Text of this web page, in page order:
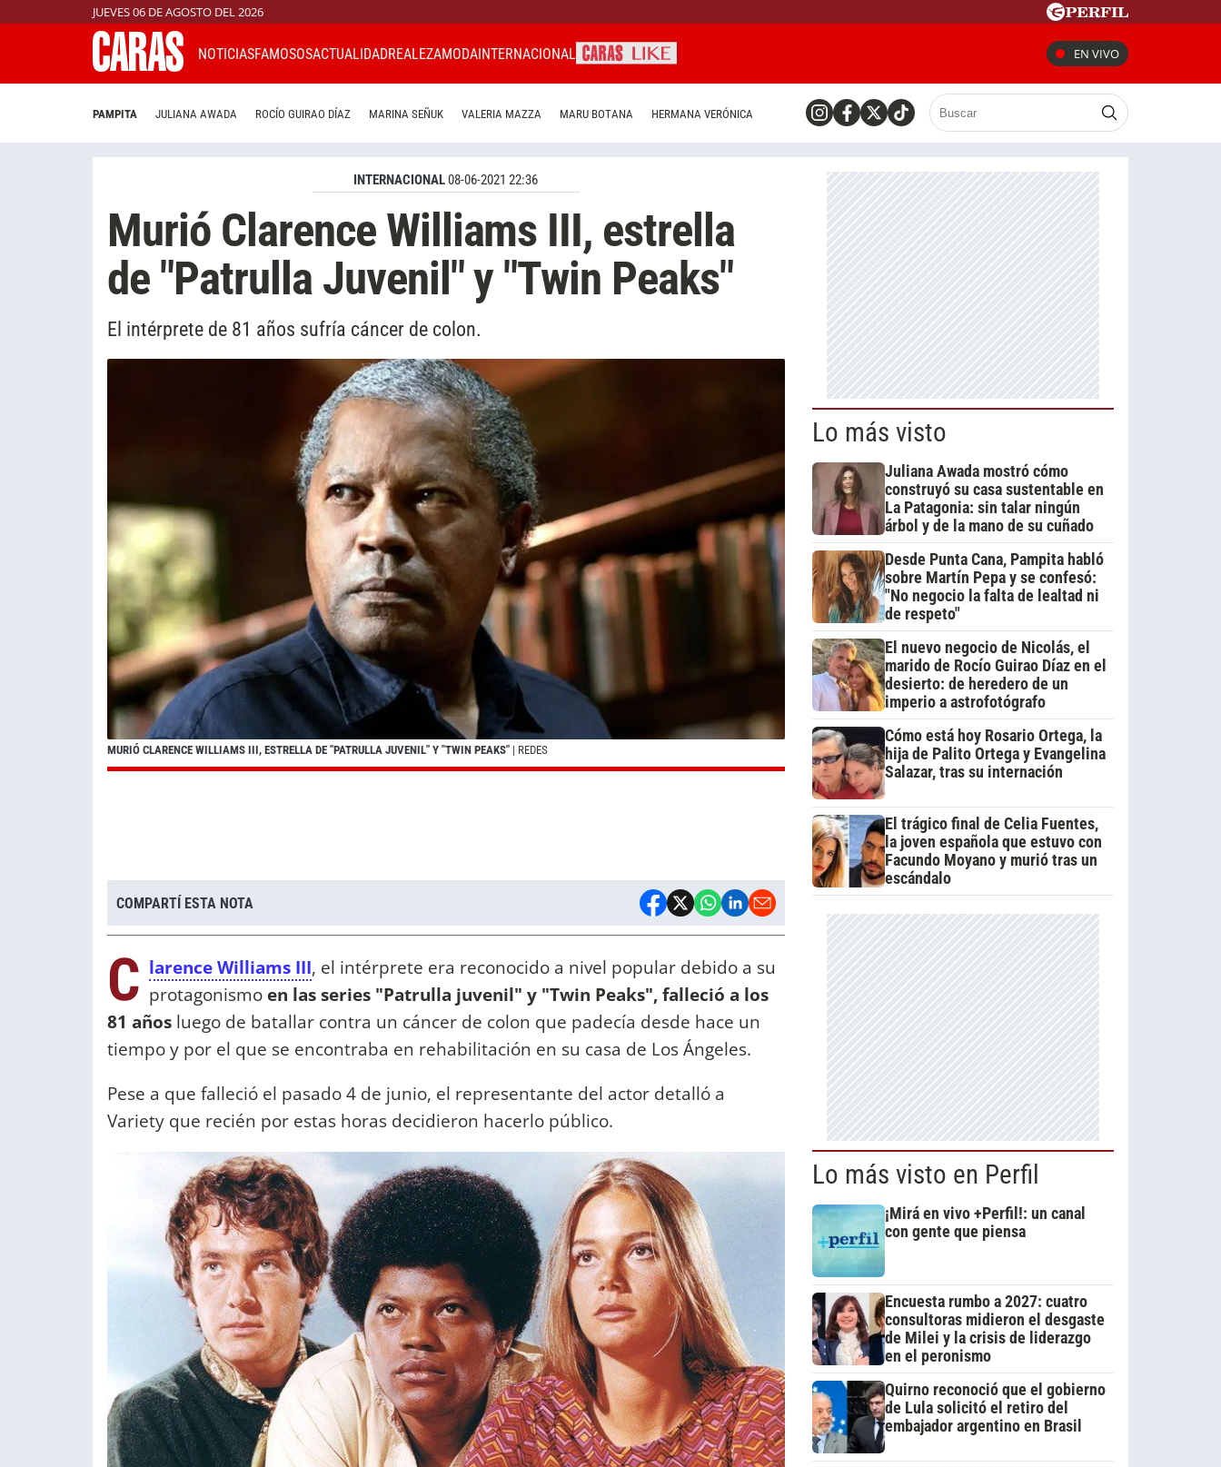
JUEVES 06 DE AGOSTO DEL 2026
NOTICIASFAMOSOSACTUALIDADREALEZAMODAINTERNACIONAL EN VIVO
PAMPITA JULIANA AWADA ROCÍO GUIRAO DÍAZ MARINA SEÑUK VALERIA MAZZA MARU BOTANA HERMANA VERÓNICA
INTERNACIONAL08-06-2021 22:36
Murió Clarence Williams III, estrella
de "Patrulla Juvenil" y "Twin Peaks"
El intérprete de 81 años sufría cáncer de colon.
MURIÓ CLARENCE WILLIAMS III, ESTRELLA DE "PATRULLA JUVENIL" Y "TWIN PEAKS" | REDES
COMPARTÍ ESTA NOTA
C larence Williams III, el intérprete era reconocido a nivel popular debido a su
protagonismo en las series "Patrulla juvenil" y "Twin Peaks", falleció a los
81 años luego de batallar contra un cáncer de colon que padecía desde hace un
tiempo y por el que se encontraba en rehabilitación en su casa de Los Ángeles.
Pese a que falleció el pasado 4 de junio, el representante del actor detalló a
Variety que recién por estas horas decidieron hacerlo público.
Lo más visto
Juliana Awada mostró cómo
construyó su casa sustentable en
La Patagonia: sin talar ningún
árbol y de la mano de su cuñado
Desde Punta Cana, Pampita habló
sobre Martín Pepa y se confesó:
"No negocio la falta de lealtad ni
de respeto"
El nuevo negocio de Nicolás, el
marido de Rocío Guirao Díaz en el
desierto: de heredero de un
imperio a astrofotógrafo
Cómo está hoy Rosario Ortega, la
hija de Palito Ortega y Evangelina
Salazar, tras su internación
El trágico final de Celia Fuentes,
la joven española que estuvo con
Facundo Moyano y murió tras un
escándalo
Lo más visto en Perfil
¡Mirá en vivo +Perfil!: un canal
con gente que piensa
Encuesta rumbo a 2027: cuatro
consultoras midieron el desgaste
de Milei y la crisis de liderazgo
en el peronismo
Quirno reconoció que el gobierno
de Lula solicitó el retiro del
embajador argentino en Brasil